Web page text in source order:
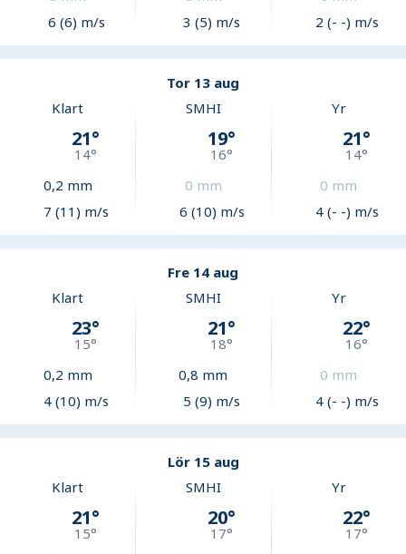
6 (6) m/s
3 (5) m/s
2 (- -) m/s
Tor 13 aug
Klart
21°
14°
0,2 mm
7 (11) m/s
SMHI
19°
16°
0 mm
6 (10) m/s
Yr
21°
14°
0 mm
4 (- -) m/s
Fre 14 aug
Klart
23°
15°
0,2 mm
4 (10) m/s
SMHI
21°
18°
0,8 mm
5 (9) m/s
Yr
22°
16°
0 mm
4 (- -) m/s
Lör 15 aug
Klart
21°
15°
SMHI
20°
17°
Yr
22°
17°